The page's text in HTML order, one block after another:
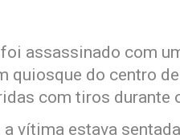
assassinado com
quiosque do centro
com tiros durante
vítima estava